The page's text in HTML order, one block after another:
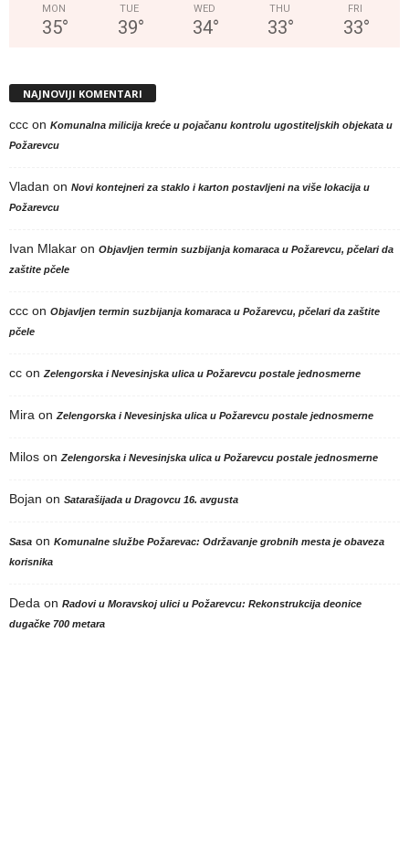
MON
35°
TUE
39°
WED
34°
THU
33°
FRI
33°
NAJNOVIJI KOMENTARI
ccc on Komunalna milicija kreće u pojačanu kontrolu ugostiteljskih objekata u
Požarevcu
Vladan on Novi kontejneri za staklo i karton postavljeni na više lokacija u
Požarevcu
Ivan Mlakar on Objavljen termin suzbijanja komaraca u Požarevcu, pčelari da
zaštite pčele
ccc on Objavljen termin suzbijanja komaraca u Požarevcu, pčelari da zaštite
pčele
cc onZelengorska i Nevesinjska ulica u Požarevcu postale jednosmerne
Mira onZelengorska i Nevesinjska ulica u Požarevcu postale jednosmerne
Milos onZelengorska i Nevesinjska ulica u Požarevcu postale jednosmerne
Bojan on Satarašijada u Dragovcu 16. avgusta
Sasa on Komunalne službe Požarevac: Održavanje grobnih mesta je obaveza
korisnika
Deda on Radovi u Moravskoj ulici u Požarevcu: Rekonstrukcija deonice
dugačke 700 metara